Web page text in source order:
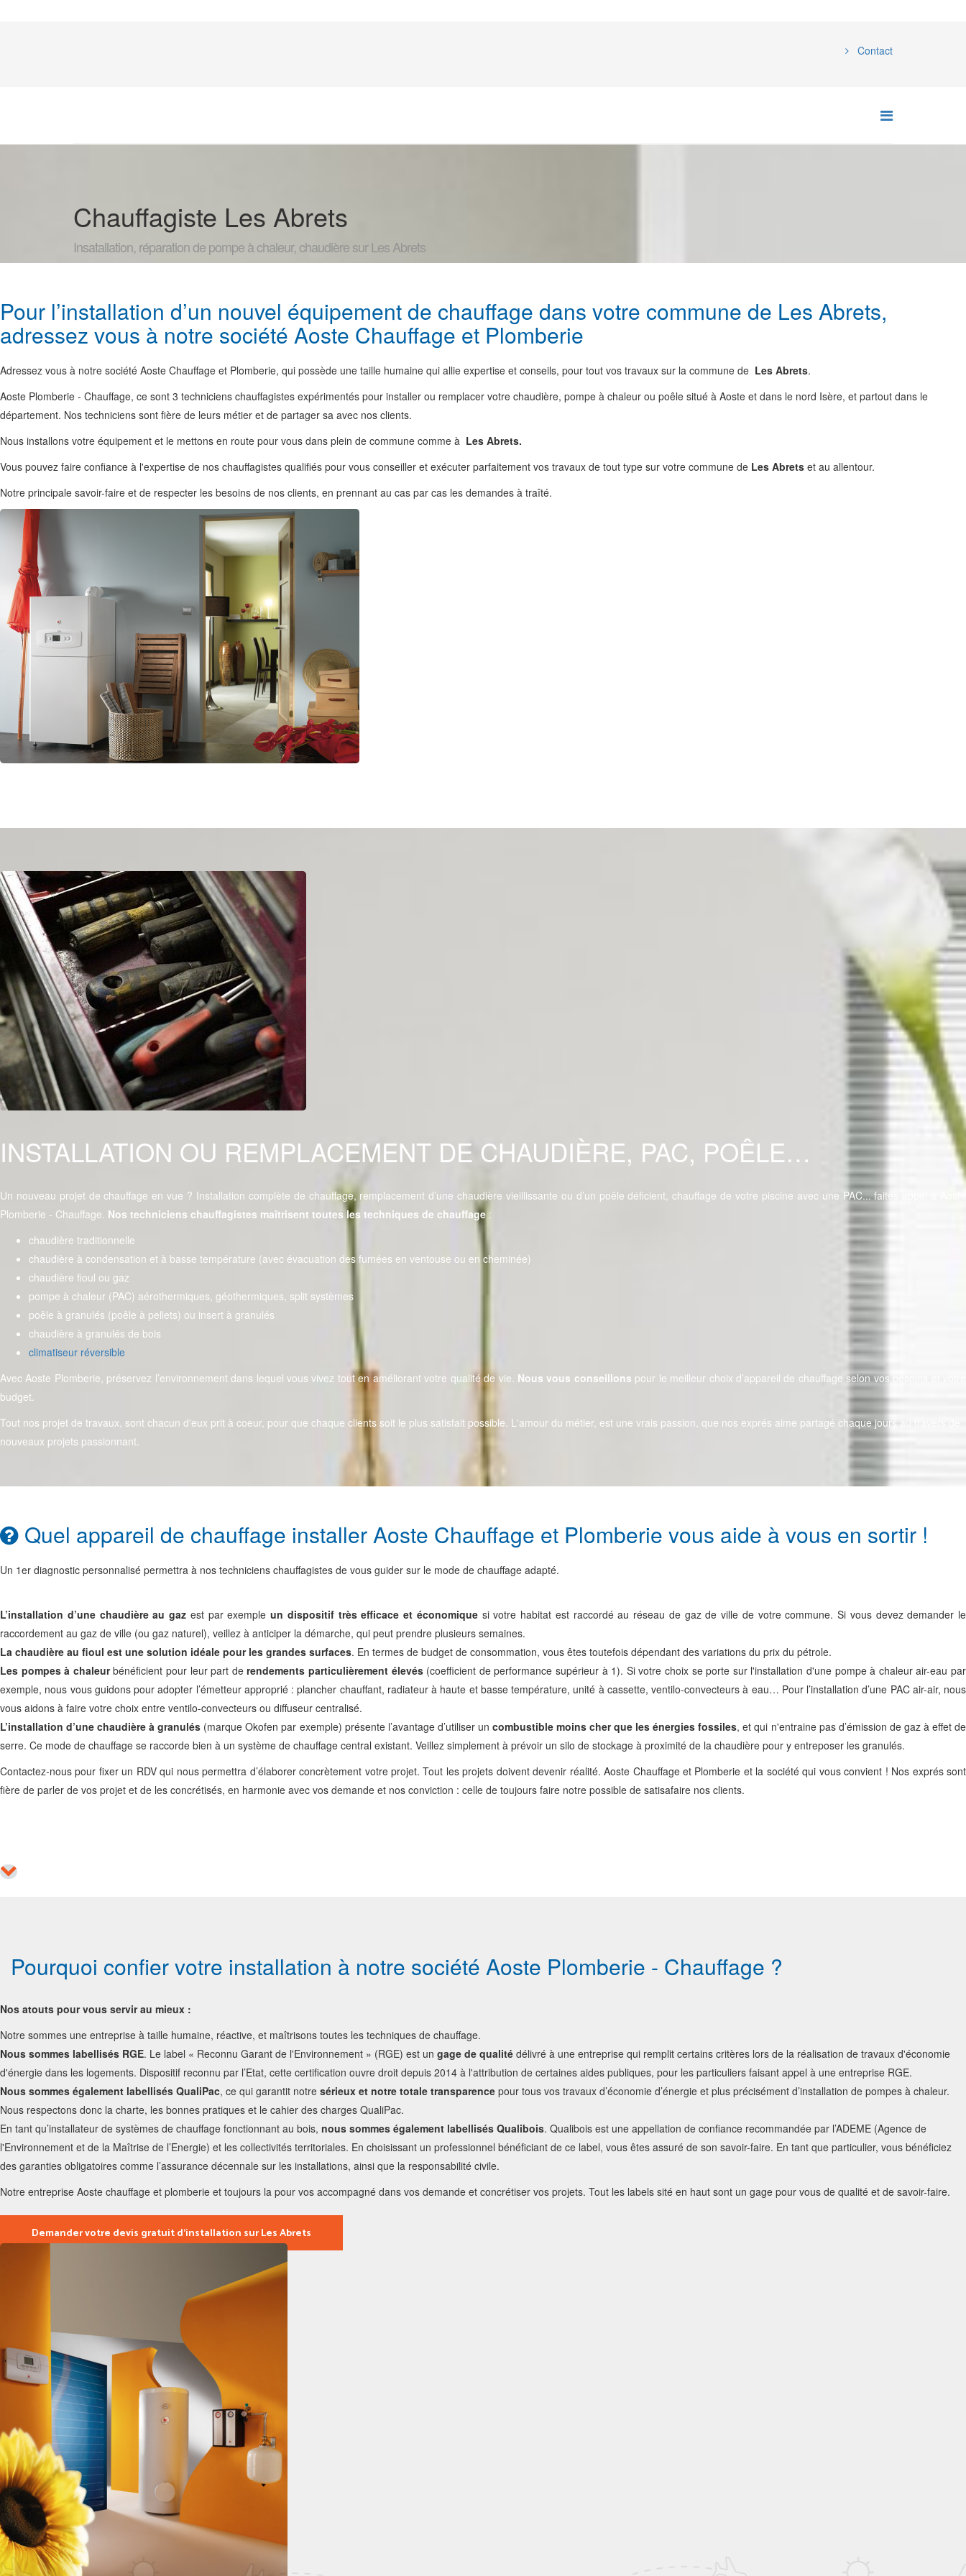
Contact
Chauffagiste Les Abrets
Insatallation, réparation de pompe à chaleur, chaudière sur Les Abrets
Pour l’installation d’un nouvel équipement de chauffage dans votre commune de Les Abrets,
adressez vous à notre société Aoste Chauffage et Plomberie
Adressez vous à notre société Aoste Chauffage et Plomberie, qui possède une taille humaine qui allie expertise et conseils, pour tout vos travaux sur la commune de Les Abrets.
Aoste Plomberie - Chauffage, ce sont 3 techniciens chauffagistes expérimentés pour installer ou remplacer votre chaudière, pompe à chaleur ou poêle situé à Aoste et dans le nord Isère, et partout dans le
département. Nos techniciens sont fière de leurs métier et de partager sa avec nos clients.
Nous installons votre équipement et le mettons en route pour vous dans plein de commune comme à Les Abrets.
Vous pouvez faire confiance à l'expertise de nos chauffagistes qualifiés pour vous conseiller et exécuter parfaitement vos travaux de tout type sur votre commune de Les Abrets et au allentour.
Notre principale savoir-faire et de respecter les besoins de nos clients, en prennant au cas par cas les demandes à traîté.
INSTALLATION OU REMPLACEMENT DE CHAUDIÈRE, PAC, POÊLE…
Un nouveau projet de chauffage en vue ? Installation complète de chauffage, remplacement d’une chaudière vieillissante ou d’un poêle déficient, chauffage de votre piscine avec une PAC... faites appel à Aoste
Plomberie - Chauffage. Nos techniciens chauffagistes maîtrisent toutes les techniques de chauffage:
chaudière traditionnelle
chaudière à condensation et à basse température (avec évacuation des fumées en ventouse ou en cheminée)
chaudière fioul ou gaz
pompe à chaleur (PAC) aérothermiques, géothermiques, split systèmes
poêle à granulés (poêle à pellets) ou insert à granulés
chaudière à granulés de bois
climatiseur réversible
Avec Aoste Plomberie, préservez l’environnement dans lequel vous vivez tout en améliorant votre qualité de vie. Nous vous conseillons pour le meilleur choix d’appareil de chauffage selon vos besoins et votre
budget.
Tout nos projet de travaux, sont chacun d'eux prit à coeur, pour que chaque clients soit le plus satisfait possible. L'amour du métier, est une vrais passion, que nos exprés aime partagé chaque jours au travers de
nouveaux projets passionnant.
Quel appareil de chauffage installer Aoste Chauffage et Plomberie vous aide à vous en sortir !
Un 1er diagnostic personnalisé permettra à nos techniciens chauffagistes de vous guider sur le mode de chauffage adapté.
L’installation d’une chaudière au gaz est par exemple un dispositif très efficace et économiquesi votre habitat est raccordé au réseau de gaz de ville de votre commune. Si vous devez demander le
raccordement au gaz de ville (ou gaz naturel), veillez à anticiper la démarche, qui peut prendre plusieurs semaines.
La chaudière au fioul est une solution idéale pour les grandes surfaces. En termes de budget de consommation, vous êtes toutefois dépendant des variations du prix du pétrole.
Les pompes à chaleurbénéficient pour leur part derendements particulièrement élevés(coefficient de performance supérieur à 1). Si votre choix se porte sur l'installation d'une pompe à chaleur air-eau par
exemple, nous vous guidons pour adopter l’émetteur approprié : plancher chauffant, radiateur à haute et basse température, unité à cassette, ventilo-convecteurs à eau… Pour l’installation d’une PAC air-air, nous
vous aidons à faire votre choix entre ventilo-convecteurs ou diffuseur centralisé.
L’installation d’une chaudière à granulés (marque Okofen par exemple) présente l’avantage d’utiliser un combustible moins cher que les énergies fossiles, et qui n'entraine pas d’émission de gaz à effet de
serre. Ce mode de chauffage se raccorde bien à un système de chauffage central existant. Veillez simplement à prévoir un silo de stockage à proximité de la chaudière pour y entreposer les granulés.
Contactez-nous pour fixer un RDV qui nous permettra d’élaborer concrètement votre projet. Tout les projets doivent devenir réalité. Aoste Chauffage et Plomberie et la société qui vous convient ! Nos exprés sont
fière de parler de vos projet et de les concrétisés, en harmonie avec vos demande et nos conviction : celle de toujours faire notre possible de satisafaire nos clients.
Pourquoi confier votre installation à notre société Aoste Plomberie - Chauffage ?
Nos atouts pour vous servir au mieux :
Notre sommes une entreprise à taille humaine, réactive, et maîtrisons toutes les techniques de chauffage.
Nous sommes labellisés RGE. Le label « Reconnu Garant de l'Environnement » (RGE) est un gage de qualité délivré à une entreprise qui remplit certains critères lors de la réalisation de travaux d'économie
d'énergie dans les logements. Dispositif reconnu par l’Etat, cette certification ouvre droit depuis 2014 à l'attribution de certaines aides publiques, pour les particuliers faisant appel à une entreprise RGE.
Nous sommes également labellisés QualiPac, ce qui garantit notre sérieux et notre totale transparence pour tous vos travaux d’économie d’énergie et plus précisément d’installation de pompes à chaleur.
Nous respectons donc la charte, les bonnes pratiques et le cahier des charges QualiPac.
En tant qu’installateur de systèmes de chauffage fonctionnant au bois, nous sommes également labellisés Qualibois. Qualibois est une appellation de confiance recommandée par l’ADEME (Agence de
l'Environnement et de la Maîtrise de l’Energie) et les collectivités territoriales. En choisissant un professionnel bénéficiant de ce label, vous êtes assuré de son savoir-faire. En tant que particulier, vous bénéficiez
des garanties obligatoires comme l’assurance décennale sur les installations, ainsi que la responsabilité civile.
Notre entreprise Aoste chauffage et plomberie et toujours la pour vos accompagné dans vos demande et concrétiser vos projets. Tout les labels sité en haut sont un gage pour vous de qualité et de savoir-faire.
Demander votre devis gratuit d’installation sur Les Abrets